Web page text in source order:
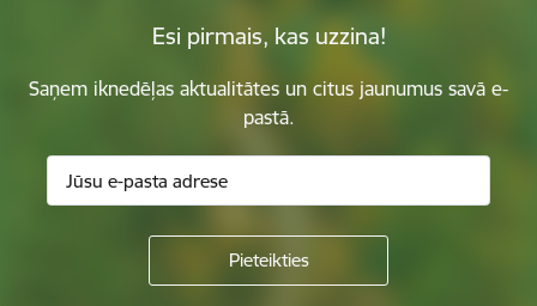
Esi pirmais, kas uzzina!
Saņem iknedēļas aktualitātes un citus jaunumus savā e-
pastā.